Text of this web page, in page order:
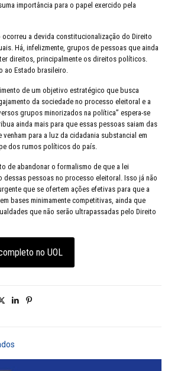
importância para o papel exercido pela
ocorreu a devida constitucionalização do Direito
Há, infelizmente, grupos de pessoas que ainda
direitos, principalmente os direitos políticos.
ao Estado brasileiro.
de um objetivo estratégico que busca
da sociedade no processo eleitoral e a
grupos minorizados na política” espera-se
ainda mais para que essas pessoas saiam das
venham para a luz da cidadania substancial em
dos rumos políticos do país.
de abandonar o formalismo de que a lei
dessas pessoas no processo eleitoral. Isso já não
que se ofertem ações efetivas para que a
bases minimamente competitivas, ainda que
que não serão ultrapassadas pelo Direito
no UOL